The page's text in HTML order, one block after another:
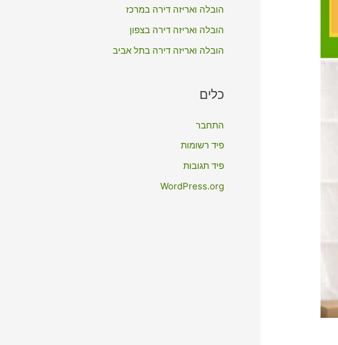
הובלה ואריזה דירה במרכז
הובלה ואריזה דירה בצפון
הובלה ואריזה דירה בתל אביב
כלים
התחבר
פיד רשומות
פיד תגובות
WordPress.org